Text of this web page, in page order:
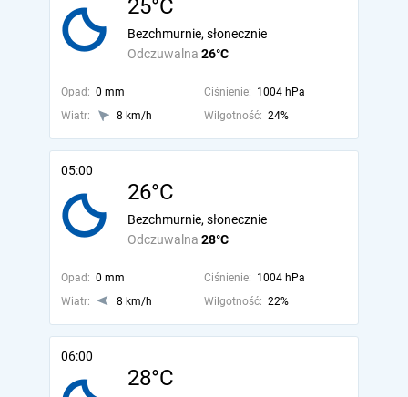
25°C
Odczuwalna 26°C
Bezchmurnie, słonecznie
Opad: 0 mm Ciśnienie: 1004 hPa
Wiatr:
8 km/h Wilgotność: 24%
05:00
26°C
Odczuwalna 28°C
Bezchmurnie, słonecznie
Opad: 0 mm Ciśnienie: 1004 hPa
Wiatr:
8 km/h Wilgotność: 22%
06:00
28°C